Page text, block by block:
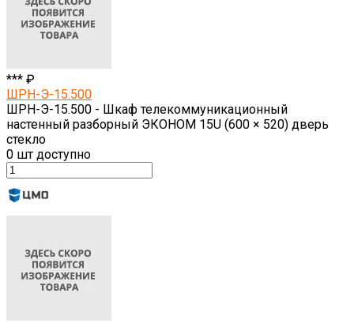
*** ₽
ШРН-Э-15.500
ШРН-Э-15.500 - Шкаф телекоммуникационный
настенный разборный ЭКОНОМ 15U (600 × 520) дверь
стекло
0 шт доступно